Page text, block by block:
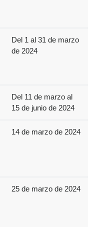
Del 1 al 31 de marzo
de 2024
Del 11 de marzo al
15 de junio de 2024
14 de marzo de 2024
25 de marzo de 2024